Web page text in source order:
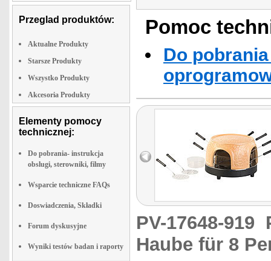
Przeglad produktów:
Aktualne Produkty
Starsze Produkty
Wszystko Produkty
Akcesoria Produkty
Elementy pomocy
technicznej:
Do pobrania- instrukcja
obslugi, sterowniki, filmy
Wsparcie techniczne FAQs
Doswiadczenia, Składki
Forum dyskusyjne
Wyniki testów badan i raporty
Pomoc
Do
PV-17648-919
Haube für 8